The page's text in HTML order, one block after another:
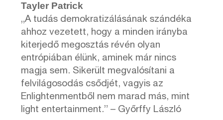
Tayler Patrick
„A tudás demokratizálásának szándéka
ahhoz vezetett, hogy a minden irányba
kiterjedő megosztás révén olyan
entrópiában élünk, aminek már nincs
magja sem. Sikerült megvalósítani a
felvilágosodás csődjét, vagyis az
Enlightenmentből nem marad más, mint
light entertainment.” – Győrffy László